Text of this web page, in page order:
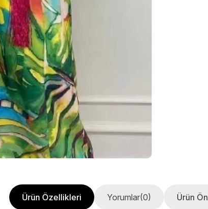
Ürün Özellikleri Yorumlar(0) Ürün